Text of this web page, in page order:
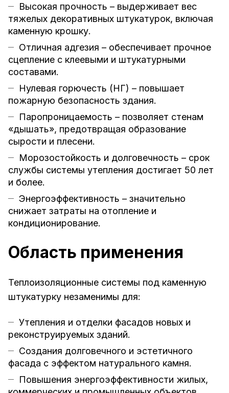
Высокая прочность – выдерживает вес
тяжелых декоративных штукатурок, включая
каменную крошку.
Отличная адгезия – обеспечивает прочное
сцепление с клеевыми и штукатурными
составами.
Нулевая горючесть (НГ) – повышает
пожарную безопасность здания.
Паропроницаемость – позволяет стенам
«дышать», предотвращая образование
сырости и плесени.
Морозостойкость и долговечность – срок
службы системы утепления достигает 50 лет
и более.
Энергоэффективность – значительно
снижает затраты на отопление и
кондиционирование.
Область применения
Теплоизоляционные системы под каменную
штукатурку незаменимы для:
Утепления и отделки фасадов новых и
реконструируемых зданий.
Создания долговечного и эстетичного
фасада с эффектом натурального камня.
Повышения энергоэффективности жилых,